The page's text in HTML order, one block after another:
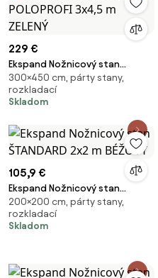
229 €
Ekspand Nožnicový stan
POLOPROFI 3x4,5 m ZELENÝ
300×450 cm, párty stany,
rozkladací
Skladom
105,9 €
Ekspand Nožnicový stan
ŠTANDARD 2x2 m BÉŽOVÝ
200×200 cm, párty stany,
rozkladací
Skladom